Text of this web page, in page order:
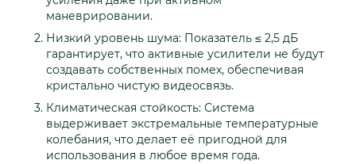
маневрировании.
Низкий уровень шума: Показатель ≤ 2,5 дБ
гарантирует, что активные усилители не будут
создавать собственных помех, обеспечивая
кристально чистую видеосвязь.
Климатическая стойкость: Система
выдерживает экстремальные температурные
колебания, что делает её пригодной для
использования в любое время года.